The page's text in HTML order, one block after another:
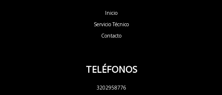
Inicio
Servicio Técnico
Contacto
TELÉFONOS
3202958776